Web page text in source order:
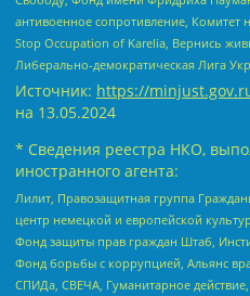
антивоенное сопротивление, Комитет
Stop Occupation of Karelia, Вернись
Либерально-демократическая Лига
Источник: https://
на 13.05.2024
* Сведения реестра НКО,
иностранного агента:
Лилит, Правозащитная группа
центр немецкой и европейской
Фонд защиты прав граждан Штаб,
Фонд борьбы с коррупцией, Альянс
СПИДа, СВЕЧА, Гуманитарное